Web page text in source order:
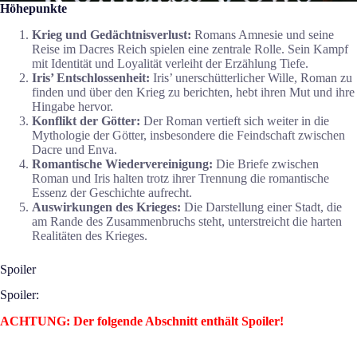
Höhepunkte
Krieg und Gedächtnisverlust: Romans Amnesie und seine
Reise im Dacres Reich spielen eine zentrale Rolle. Sein Kampf
mit Identität und Loyalität verleiht der Erzählung Tiefe.
Iris’ Entschlossenheit: Iris’ unerschütterlicher Wille, Roman zu
finden und über den Krieg zu berichten, hebt ihren Mut und ihre
Hingabe hervor.
Konflikt der Götter: Der Roman vertieft sich weiter in die
Mythologie der Götter, insbesondere die Feindschaft zwischen
Dacre und Enva.
Romantische Wiedervereinigung: Die Briefe zwischen
Roman und Iris halten trotz ihrer Trennung die romantische
Essenz der Geschichte aufrecht.
Auswirkungen des Krieges: Die Darstellung einer Stadt, die
am Rande des Zusammenbruchs steht, unterstreicht die harten
Realitäten des Krieges.
Spoiler
Spoiler:
ACHTUNG: Der folgende Abschnitt enthält Spoiler!